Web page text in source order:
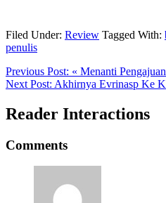
Filed Under: Review Tagged With:
penulis
Previous Post: « Menanti
Next Post: Akhirnya Evrinasp Ke
Reader Interactions
Comments